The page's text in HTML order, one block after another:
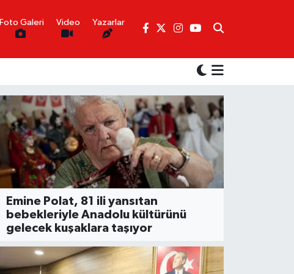
Foto Galeri Video Yazarlar
Emine Polat, 81 ili yansıtan
bebekleriyle Anadolu kültürünü
gelecek kuşaklara taşıyor